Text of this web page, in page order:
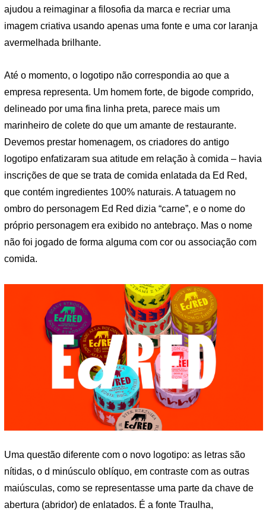
ajudou a reimaginar a filosofia da marca e recriar uma
imagem criativa usando apenas uma fonte e uma cor laranja
avermelhada brilhante.
Até o momento, o logotipo não correspondia ao que a
empresa representa. Um homem forte, de bigode comprido,
delineado por uma fina linha preta, parece mais um
marinheiro de colete do que um amante de restaurante.
Devemos prestar homenagem, os criadores do antigo
logotipo enfatizaram sua atitude em relação à comida – havia
inscrições de que se trata de comida enlatada da Ed Red,
que contém ingredientes 100% naturais. A tatuagem no
ombro do personagem Ed Red dizia “carne”, e o nome do
próprio personagem era exibido no antebraço. Mas o nome
não foi jogado de forma alguma com cor ou associação com
comida.
Uma questão diferente com o novo logotipo: as letras são
nítidas, o d minúsculo oblíquo, em contraste com as outras
maiúsculas, como se representasse uma parte da chave de
abertura (abridor) de enlatados. É a fonte Traulha,